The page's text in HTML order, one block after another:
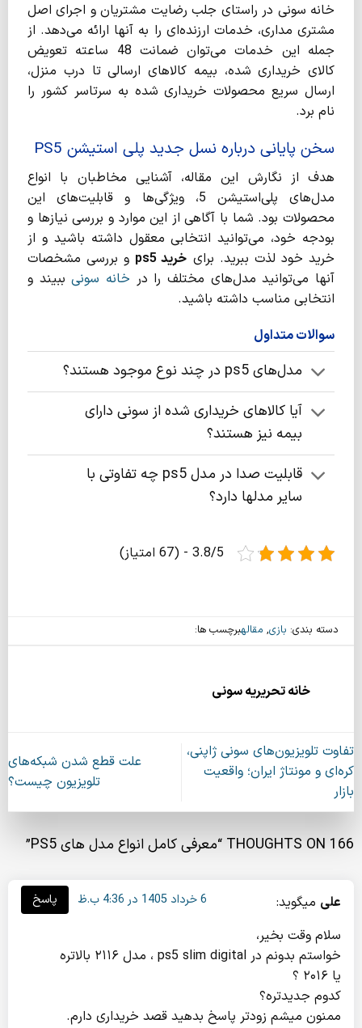
خانه سونی در راستای جلب رضایت مشتریان و اجرای اصل
مشتری مداری، خدمات ارزنده‌ای را به آنها ارائه می‌دهد. از
جمله این خدمات می‌توان ضمانت 48 ساعته تعویض
کالای خریداری شده، بیمه کالاهای ارسالی تا درب منزل،
ارسال سریع محصولات خریداری شده به سرتاسر کشور را
نام برد.
سخن پایانی درباره نسل جدید پلی استیشن PS5
هدف از نگارش این مقاله، آشنایی مخاطبان با انواع
مدل‌های پلی‌استیشن 5، ویژگی‌ها و قابلیت‌های این
محصولات بود. شما با آگاهی از این موارد و بررسی نیازها و
بودجه خود، می‌توانید انتخابی معقول داشته باشید و از
خرید خود لذت ببرید. برای خرید ps5
و بررسی مشخصات
آنها می‌توانید مدل‌های مختلف را در خانه سونیببیند و
انتخابی مناسب داشته باشید.
سوالات متداول
مدل‌های ps5 در چند نوع موجود هستند؟
آیا کالاهای خریداری شده از سونی دارای
بیمه نیز هستند؟
قابلیت صدا در مدل ps5 چه تفاوتی با
سایر مدلها دارد؟
3.8/5 - (67 امتیاز)
دسته بندی: بازی, مقالهبرچسب ها:
خانه تحریریه سونی
تفاوت تلویزیون‌های سونی ژاپنی،
کره‌ای و مونتاژ ایران؛ واقعیت
بازار
علت قطع شدن شبکه‌های
تلویزیون چیست؟
166 THOUGHTS ON “ معرفی کامل انواع مدل های PS5 ”
علی میگوید:
سلام وقت بخیر،
خواستم بدونم در ps5 slim digital ، مدل ۲۱۱۶ بالاتره
یا ۲۰۱۶ ؟
کدوم جدیدتره؟
ممنون میشم زودتر پاسخ بدهید قصد خریداری دارم.
6 خرداد 1405 در 4:36 ب.ظ پاسخ